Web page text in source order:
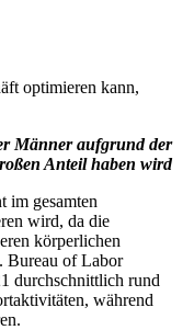
optimieren kann,
Männer aufgrund der
Anteil haben wird
im gesamten
wird, da die
körperlichen
Bureau of Labor
durchschnittlich rund
während